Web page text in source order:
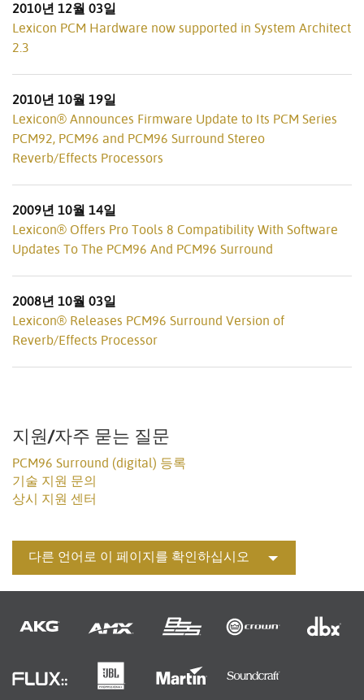
2010년 12월 03일
Lexicon PCM Hardware now supported in System Architect
2.3
2010년 10월 19일
Lexicon® Announces Firmware Update to Its PCM Series
PCM92, PCM96 and PCM96 Surround Stereo
Reverb/Effects Processors
2009년 10월 14일
Lexicon® Offers Pro Tools 8 Compatibility With Software
Updates To The PCM96 And PCM96 Surround
2008년 10월 03일
Lexicon® Releases PCM96 Surround Version of
Reverb/Effects Processor
지원/자주 묻는 질문
PCM96 Surround (digital) 등록
기술 지원 문의
상시 지원 센터
다른 언어로 이 페이지를 확인하십시오